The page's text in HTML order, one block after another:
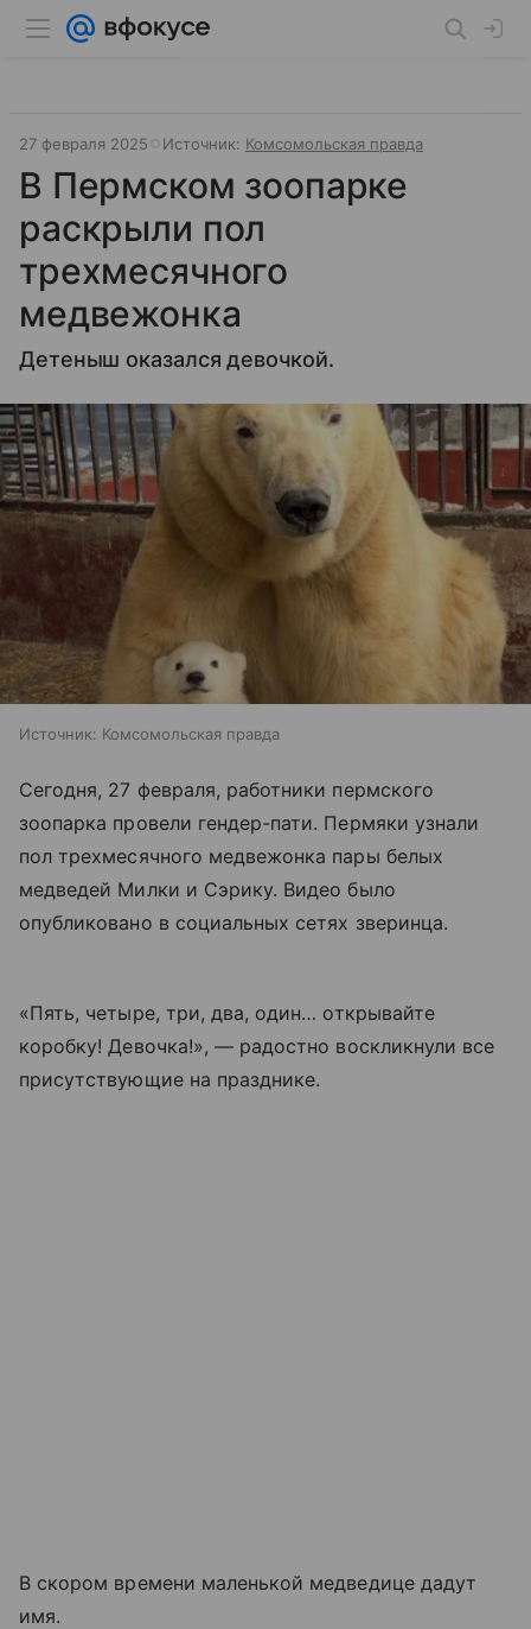
27 февраля 2025 Источник: Комсомольская правда
В Пермском зоопарке
раскрыли пол
трехмесячного
медвежонка
Детеныш оказался девочкой.
Источник: Комсомольская правда
Сегодня, 27 февраля, работники пермского
зоопарка провели гендер-пати. Пермяки узнали
пол трехмесячного медвежонка пары белых
медведей Милки и Сэрику. Видео было
опубликовано в социальных сетях зверинца.
«Пять, четыре, три, два, один… открывайте
коробку! Девочка!», — радостно воскликнули все
присутствующие на празднике.
В скором времени маленькой медведице дадут
имя.